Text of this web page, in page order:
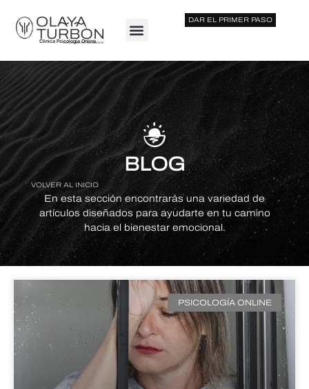
Clinica Psicología Online
DAR EL PRIMER PASO
BLOG
VOLVER AL INICIO
En esta sección encontrarás una variedad de
artículos diseñados para ayudarte en tu camino
hacia el bienestar emocional.
PSICOLOGÍA ONLINE